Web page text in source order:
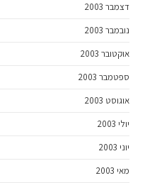
דצמבר 2003
נובמבר 2003
אוקטובר 2003
ספטמבר 2003
אוגוסט 2003
יולי 2003
יוני 2003
מאי 2003